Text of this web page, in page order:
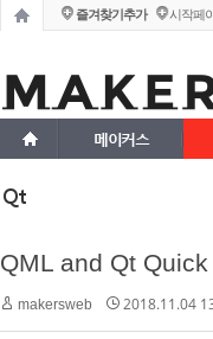
즐겨찾기추가 시작페
메이커스
Qt
QML and Qt Quick
makersweb 2018.11.04